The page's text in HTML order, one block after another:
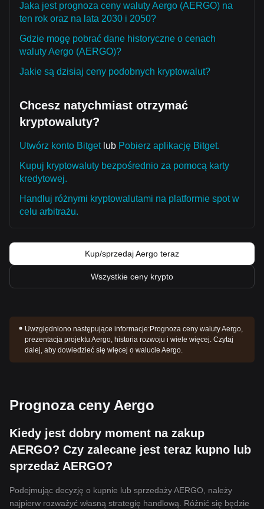
Jaka jest prognoza ceny waluty Aergo (AERGO) na
ten rok oraz na lata 2030 i 2050?
Gdzie mogę pobrać dane historyczne o cenach
waluty Aergo (AERGO)?
Jakie są dzisiaj ceny podobnych kryptowalut?
Chcesz natychmiast otrzymać
kryptowaluty?
Utwórz konto Bitgetlub Pobierz aplikację Bitget.
Kupuj kryptowaluty bezpośrednio za pomocą karty
kredytowej.
Handluj różnymi kryptowalutami na platformie spot w
celu arbitrażu.
Kup/sprzedaj Aergo teraz
Wszystkie ceny krypto
Uwzględniono następujące informacje:Prognoza ceny waluty Aergo,
prezentacja projektu Aergo, historia rozwoju i wiele więcej. Czytaj
dalej, aby dowiedzieć się więcej o walucie Aergo.
Prognoza ceny Aergo
Kiedy jest dobry moment na zakup
AERGO? Czy zalecane jest teraz kupno lub
sprzedaż AERGO?
Podejmując decyzję o kupnie lub sprzedaży AERGO, należy
najpierw rozważyć własną strategię handlową. Różnić się będzie